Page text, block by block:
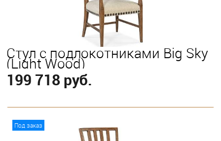
Стул с подлокотниками Big Sky
(Light Wood)
199 718 руб.
Под заказ